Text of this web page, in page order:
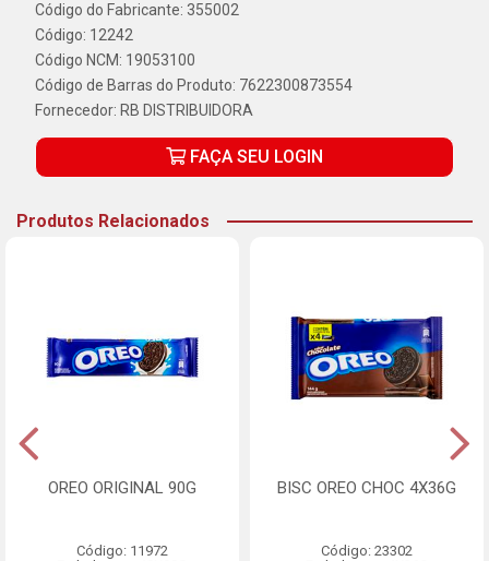
Código do Fabricante: 355002
Código: 12242
Código NCM: 19053100
Código de Barras do Produto: 7622300873554
Fornecedor: RB DISTRIBUIDORA
FAÇA SEU LOGIN
Produtos Relacionados
OREO ORIGINAL 90G
Código: 11972
BISC OREO CHOC 4X36G
Código: 23302